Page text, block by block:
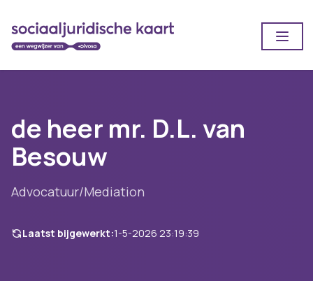
de heer mr. D.L. van
Besouw
Advocatuur/Mediation
Laatst bijgewerkt:1-5-2026 23:19:39